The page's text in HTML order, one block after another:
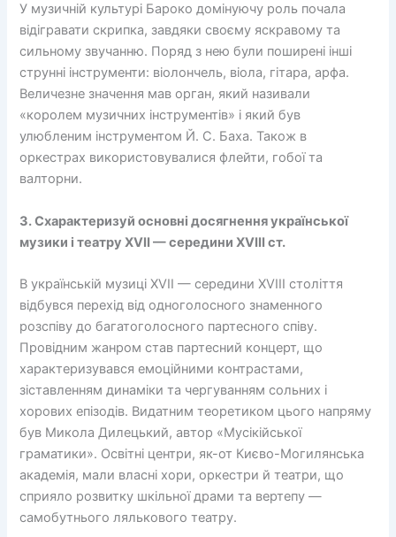
У музичній культурі Бароко домінуючу роль почала
відігравати скрипка, завдяки своєму яскравому та
сильному звучанню. Поряд з нею були поширені інші
струнні інструменти: віолончель, віола, гітара, арфа.
Величезне значення мав орган, який називали
«королем музичних інструментів» і який був
улюбленим інструментом Й. С. Баха. Також в
оркестрах використовувалися флейти, гобої та
валторни.
3. Схарактеризуй основні досягнення української
музики і театру XVII — середини XVIII ст.
В українській музиці XVII — середини XVIII століття
відбувся перехід від одноголосного знаменного
розспіву до багатоголосного партесного співу.
Провідним жанром став партесний концерт, що
характеризувався емоційними контрастами,
зіставленням динаміки та чергуванням сольних і
хорових епізодів. Видатним теоретиком цього напряму
був Микола Дилецький, автор «Мусікійської
граматики». Освітні центри, як-от Києво-Могилянська
академія, мали власні хори, оркестри й театри, що
сприяло розвитку шкільної драми та вертепу —
самобутнього лялькового театру.